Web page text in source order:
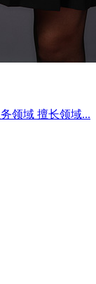
领域 擅长领域...